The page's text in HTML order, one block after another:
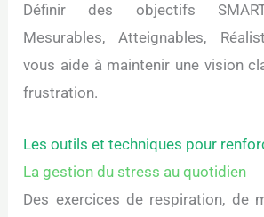
Définir des objectifs
Mesurables, Atteignables,
vous aide à maintenir une vision
frustration.
Les outils et techniques pour
La gestion du stress au quotidien
Des exercices de respiration, de